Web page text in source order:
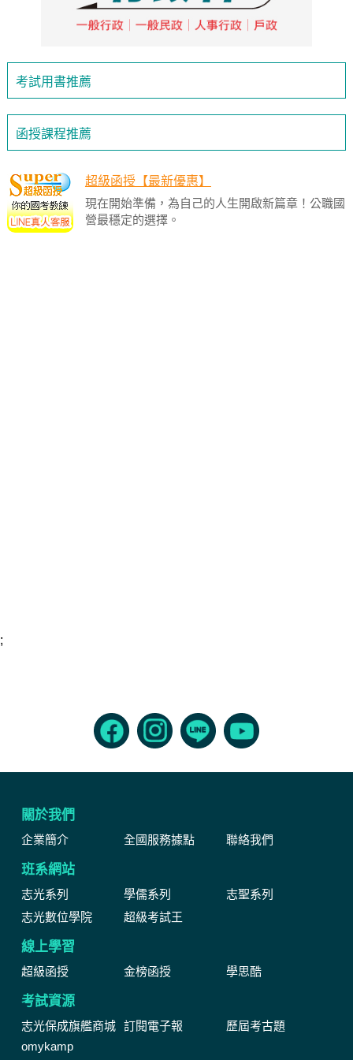
考試用書推薦
函授課程推薦
超級函授【最新優惠】
現在開始準備，為自己的人生開啟新篇章！公職國
營最穩定的選擇。
;
關於我們
企業簡介 全國服務據點 聯絡我們
班系網站
志光系列 學儒系列
志聖系列
志光數位學院
超級考試王
線上學習
超級函授 金榜函授 學思酷
考試資源
志光保成旗艦商城 訂閱電子報
歷屆考古題
omykamp